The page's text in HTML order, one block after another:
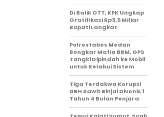
Di Balik OTT, KPK Ungkap
Gratifikasi Rp3,5 Miliar
Bupati Langkat
Polrestabes Medan
Bongkar Mafia BBM, GPS
Tangki Dipindah ke Mobil
untuk Kelabui Sistem
Tiga Terdakwa Korupsi
DBH Sawit Binjai Divonis 1
Tahun 4 Bulan Penjara